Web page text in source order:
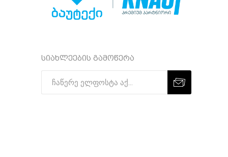
სიახლეების გამოწერა